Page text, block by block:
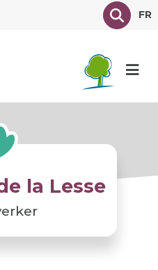
TexteFR
la Lesse